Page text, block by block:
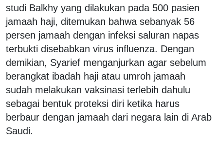
studi Balkhy yang dilakukan pada 500 pasien
jamaah haji, ditemukan bahwa sebanyak 56
persen jamaah dengan infeksi saluran napas
terbukti disebabkan virus influenza. Dengan
demikian, Syarief menganjurkan agar sebelum
berangkat ibadah haji atau umroh jamaah
sudah melakukan vaksinasi terlebih dahulu
sebagai bentuk proteksi diri ketika harus
berbaur dengan jamaah dari negara lain di Arab
Saudi.